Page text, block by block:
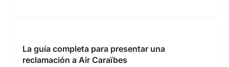
La guía completa para presentar una
reclamación a Air Caraïbes